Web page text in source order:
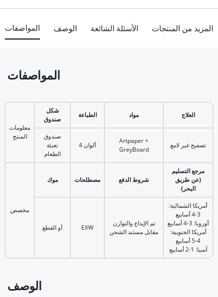
المواصفات الوصف الأسئلة الشائعة المزيد من المنتجات
المواصفات
معلومات
المنتج
شكل
صندوق
الطباعة مواد العلاج
صندوق
تعبئة
الطعام
4 ألوان
Artpaper +
GreyBoard
تصفيح غير لامع
مخصص
موك مصطلحات شروط الدفع
مرجع التسليم
(عن طريق
البحر)
أو القطع EXW
تم الإيداع والتوازن
مقابل مستند الشحن
أمريكا الشمالية:
3-4 أسابيع
أوروبا: 3-4 أسابيع
أمريكا الجنوبية:
4-5 أسابيع
آسيا: 1-2 أسابيع
الوصف